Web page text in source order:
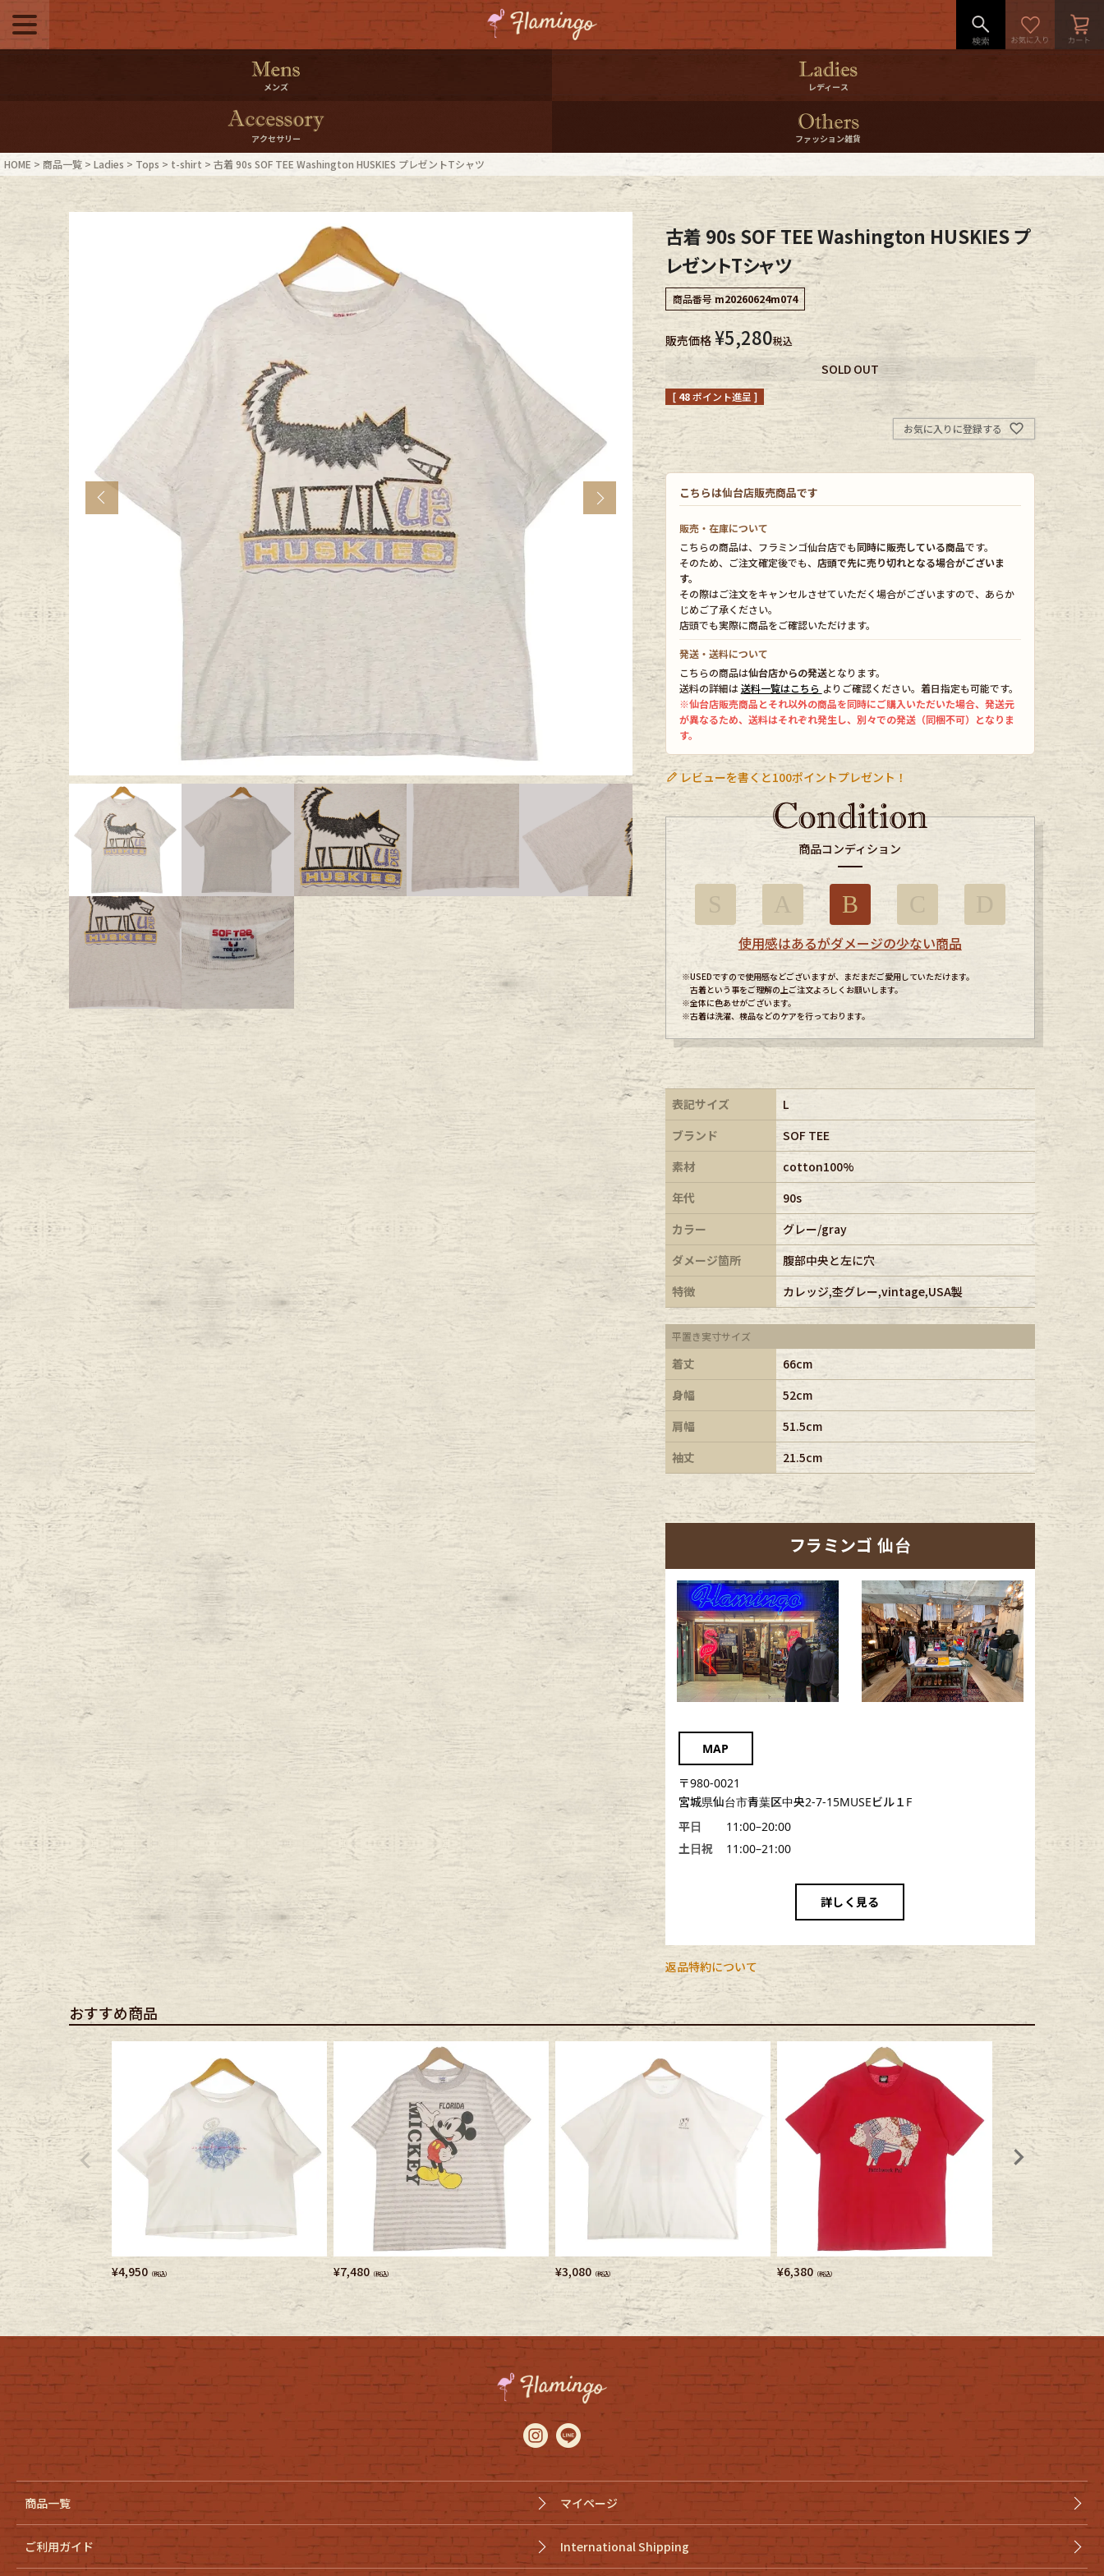
500pt＆10％Offクーポンプレゼント
10％0ffクーポンプレゼント
ログイン・会員登録 LINE ID連携
お気に入り マイページ
ご利用ガイド International Shipping
店舗紹介 特集一覧
年代から探す 古着卸DOCK
メンズ商品カテゴリーから探す
Outer
レディース商品カテゴリーから探す
Bottoms
Fafatt Kidswear
小物・アクセサリーから探す
Bag Stall・Scarf
Accessory
antique goods
FAFATT
メンズ レディース
アクセサリー ファッション雑貨
HOME 商品一覧 Ladies Tops t-shirt 古着 90s SOF TEE Washington HUSKIES プレゼントTシャツ
Next
古着 90s SOF TEE Washington HUSKIES プ
レゼントTシャツ
商品番号m20260624m074
販売価格 ¥5,280税込
SOLD OUT
[ 48ポイント進呈 ]
お気に入りに登録する
こちらは仙台店販売商品です
販売・在庫について
こちらの商品は、フラミンゴ仙台店でも同時に販売している商品です。
そのため、ご注文確定後でも、 店頭で先に売り切れとなる場合がございま
す。
その際はご注文をキャンセルさせていただく場合がございますので、あらか
じめご了承ください。
店頭でも実際に商品をご確認いただけます。
発送・送料について
こちらの商品は仙台店からの発送となります。
送料の詳細は送料一覧はこちら よりご確認ください。着日指定も可能です。
※仙台店販売商品とそれ以外の商品を同時にご購入いただいた場合、発送元
が異なるため、送料はそれぞれ発生し、別々での発送（同梱不可）となりま
す。
レビューを書くと100ポイントプレゼント！
商品コンディション
B
使用感はあるがダメージの少ない商品
※USEDですので使用感などございますが、まだまだご愛用していただけます。
古着という事をご理解の上ご注文よろしくお願いします。
※全体に色あせがございます。
※古着は洗濯、検品などのケアを行っております。
表記サイズ
L
ブランド
SOF TEE
素材
cotton100%
年代
90s
カラー
グレー/gray
ダメージ箇所
腹部中央と左に穴
特徴
カレッジ,杢グレー,vintage,USA製
平置き実寸サイズ
着丈
66cm
身幅
52cm
肩幅
51.5cm
袖丈
21.5cm
フラミンゴ 仙台
MAP
〒980-0021
宮城県仙台市青葉区中央2-7-15MUSEビル１F
平日
11:00–20:00
土日祝
11:00–21:00
詳しく見る
返品特約について
おすすめ商品
¥4,950 （税込） ¥7,480 （税込） ¥3,080 （税込） ¥6,380 （税込）
商品一覧 マイページ
ご利用ガイド International Shipping